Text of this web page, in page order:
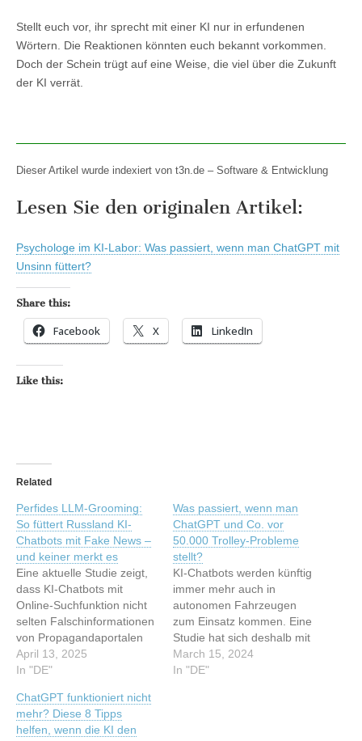
Stellt euch vor, ihr sprecht mit einer KI nur in erfundenen
Wörtern. Die Reaktionen könnten euch bekannt vorkommen.
Doch der Schein trügt auf eine Weise, die viel über die Zukunft
der KI verrät.
Dieser Artikel wurde indexiert von t3n.de – Software & Entwicklung
Lesen Sie den originalen Artikel:
Psychologe im KI-Labor: Was passiert, wenn man ChatGPT mit
Unsinn füttert?
Share this:
Facebook X LinkedIn
Like this:
Related
Perfides LLM-Grooming:
So füttert Russland KI-
Chatbots mit Fake News –
und keiner merkt es
Eine aktuelle Studie zeigt,
dass KI-Chatbots mit
Online-Suchfunktion nicht
selten Falschinformationen
von Propagandaportalen
als Fakten ausgeben. Wie
stehen die Betreiber dazu
davor schützen? Dieser
Artikel wurde indexiert von
t3n.de - Software &
April 13, 2025
In "DE"
Was passiert, wenn man
ChatGPT und Co. vor
50.000 Trolley-Probleme
stellt?
KI-Chatbots werden künftig
immer mehr auch in
autonomen Fahrzeugen
zum Einsatz kommen. Eine
Studie hat sich deshalb mit
der Frage beschäftigt, ob
ChatGPT und Co. ähnliche
March 15, 2024
In "DE"
ChatGPT funktioniert nicht
mehr? Diese 8 Tipps
helfen, wenn die KI den